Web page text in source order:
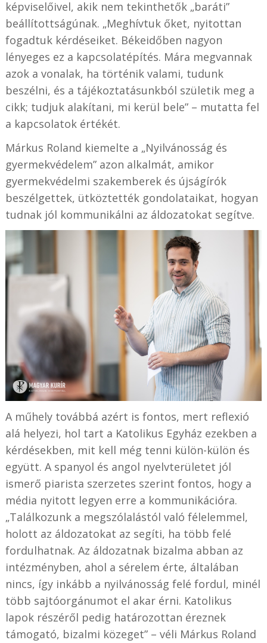
képviselőivel, akik nem tekinthetők „baráti”
beállítottságúnak. „Meghívtuk őket, nyitottan
fogadtuk kérdéseiket. Békeidőben nagyon
lényeges ez a kapcsolatépítés. Mára megvannak
azok a vonalak, ha történik valami, tudunk
beszélni, és a tájékoztatásunkból születik meg a
cikk; tudjuk alakítani, mi kerül bele” – mutatta fel
a kapcsolatok értékét.
Márkus Roland kiemelte a „Nyilvánosság és
gyermekvédelem” azon alkalmát, amikor
gyermekvédelmi szakemberek és újságírók
beszélgettek, ütköztették gondolataikat, hogyan
tudnak jól kommunikálni az áldozatokat segítve.
A műhely továbbá azért is fontos, mert reflexió
alá helyezi, hol tart a Katolikus Egyház ezekben a
kérdésekben, mit kell még tenni külön-külön és
együtt. A spanyol és angol nyelvterületet jól
ismerő piarista szerzetes szerint fontos, hogy a
média nyitott legyen erre a kommunikációra.
„Találkozunk a megszólalástól való félelemmel,
holott az áldozatokat az segíti, ha több felé
fordulhatnak. Az áldozatnak bizalma abban az
intézményben, ahol a sérelem érte, általában
nincs, így inkább a nyilvánosság felé fordul, minél
több sajtóorgánumot el akar érni. Katolikus
lapok részéről pedig határozottan éreznek
támogató, bizalmi közeget” – véli Márkus Roland